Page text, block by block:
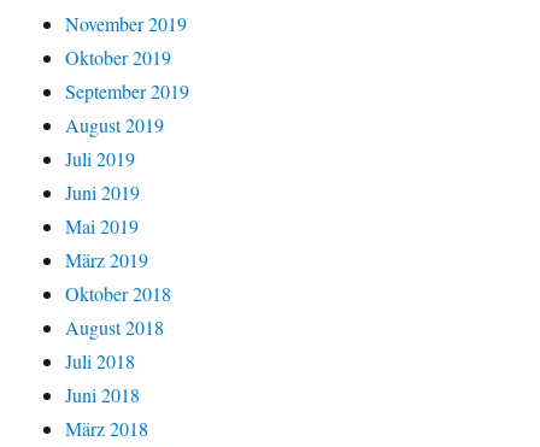
November 2019
Oktober 2019
September 2019
August 2019
Juli 2019
Juni 2019
Mai 2019
März 2019
Oktober 2018
August 2018
Juli 2018
Juni 2018
März 2018